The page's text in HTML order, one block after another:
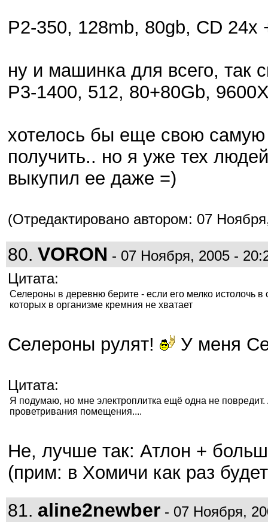
P2-350, 128mb, 80gb, CD 24x
ну и машинка для всего, так
P3-1400, 512, 80+80Gb,
хотелось бы еще свою самую
получить.. но я уже тех
выкупил ее даже =)
(Отредактировано автором: 07
80. VORON - 07 Ноября, 2005 -
Цитата:
Селероны в деревню берите - если его мелко истолочь в
которых в организме кремния не хватает
Селероны рулят! У меня
Цитата:
Я подумаю, но мне электроплитка ещё одна не
проветривания помещения....
Не, лучше так: Атлон +
(прим: в Хомичи как раз
81. aline2newber - 07 Ноября,